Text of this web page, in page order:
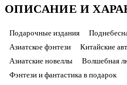
ОПИСАНИЕ И
Подарочные издания
Азиатское фэнтези
Китайские
Азиатские новеллы
Волшебная
Фэнтези и фантастика в подарок